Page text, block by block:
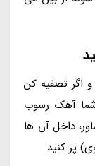
اگر تصفیه کن
شما آهک رسوب
داخل آن ها
پر کنید.